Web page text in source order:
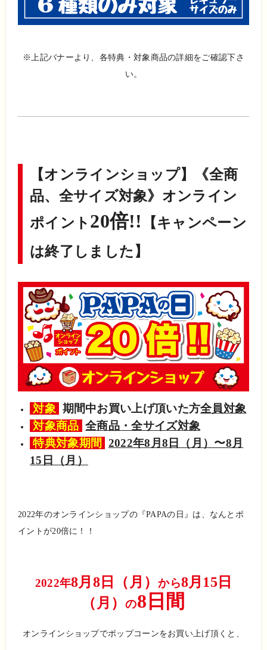
※上記バナーより、各特典・対象商品の詳細をご確認下さ
い。
【オンラインショップ】《全商
品、全サイズ対象》オンライン
ポイント 20倍!!
【キャンペーン
は終了しました】
対象 期間中お買い上げ頂いた方全員対象
対象商品 全商品・全サイズ対象
特典対象期間
2022年8月8日（月）〜8月
15日（月）
2022年のオンラインショップの『PAPAの日』は、なんとポ
イントが20倍に！！
2022年8月8日（月）から8月15日
（月）の8日間
オンラインショップでポップコーンをお買い上げ頂くと、